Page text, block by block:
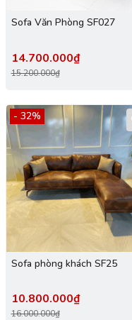
Sofa Văn Phòng SF027
14.700.000₫
15.200.000₫
- 32%
Sofa phòng khách SF25
10.800.000₫
16.000.000₫